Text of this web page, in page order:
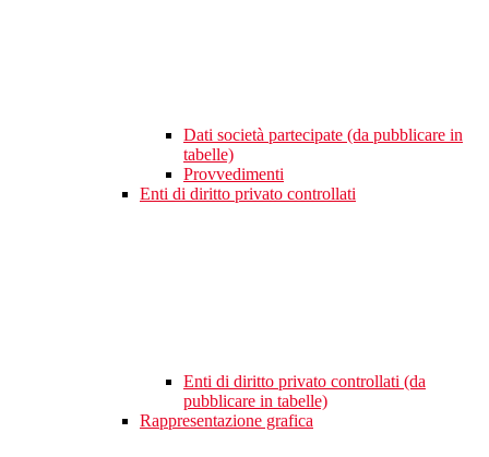
Dati società partecipate (da pubblicare in
tabelle)
Provvedimenti
Enti di diritto privato controllati
Enti di diritto privato controllati (da
pubblicare in tabelle)
Rappresentazione grafica